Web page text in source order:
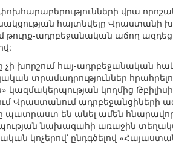
վրա
հայտնվելը
ադրբեջանական աճող
խորշում հայ-ադրբեջանական
տրամադրություններ
կազմակերպության կողմից
Վրաստանում ադրբեջանցիների
պատրաստ են անել ամեն
նախագահի առաջին
կոչերով՝ ընդգծելով